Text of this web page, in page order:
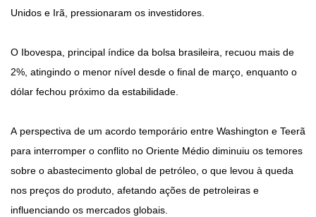
Unidos e Irã, pressionaram os investidores.
O Ibovespa, principal índice da bolsa brasileira, recuou mais de
2%, atingindo o menor nível desde o final de março, enquanto o
dólar fechou próximo da estabilidade.
A perspectiva de um acordo temporário entre Washington e Teerã
para interromper o conflito no Oriente Médio diminuiu os temores
sobre o abastecimento global de petróleo, o que levou à queda
nos preços do produto, afetando ações de petroleiras e
influenciando os mercados globais.